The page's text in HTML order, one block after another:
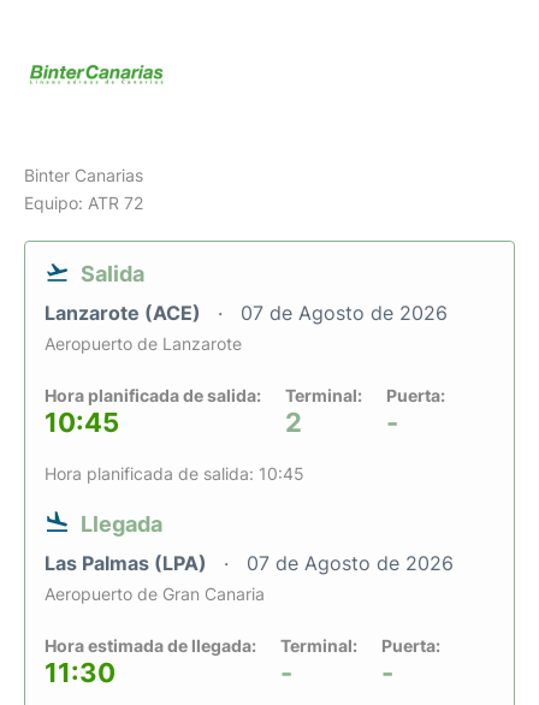
Binter Canarias
Equipo: ATR 72
Salida
Lanzarote (ACE) 07 de Agosto de 2026
Aeropuerto de Lanzarote
Hora planificada de salida:
10:45
Terminal:
2
Puerta:
-
Hora planificada de salida: 10:45
Llegada
Las Palmas (LPA) 07 de Agosto de 2026
Aeropuerto de Gran Canaria
Hora estimada de llegada:
11:30
Terminal:
-
Puerta:
-